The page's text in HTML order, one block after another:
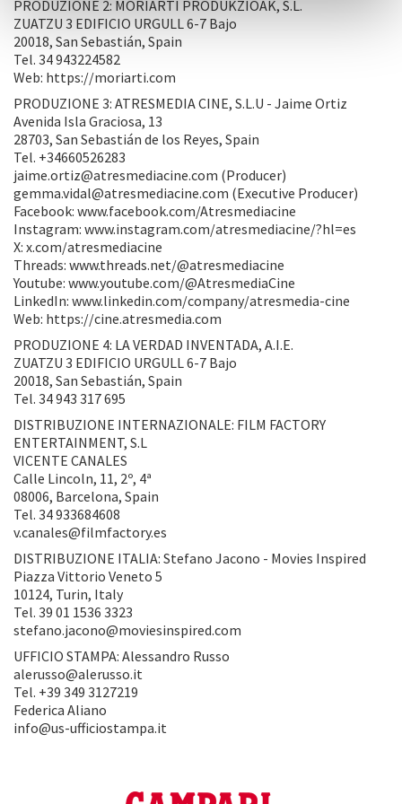
PRODUZIONE 2: MORIARTI PRODUKZIOAK, S.L.
ZUATZU 3 EDIFICIO URGULL 6-7 Bajo
20018, San Sebastián, Spain
Tel. 34 943224582
Web: https://moriarti.com
PRODUZIONE 3: ATRESMEDIA CINE, S.L.U - Jaime Ortiz
Avenida Isla Graciosa, 13
28703, San Sebastián de los Reyes, Spain
Tel. +34660526283
jaime.ortiz@atresmediacine.com (Producer)
gemma.vidal@atresmediacine.com (Executive Producer)
Facebook: www.facebook.com/Atresmediacine
Instagram: www.instagram.com/atresmediacine/?hl=es
X: x.com/atresmediacine
Threads: www.threads.net/@atresmediacine
Youtube: www.youtube.com/@AtresmediaCine
LinkedIn: www.linkedin.com/company/atresmedia-cine
Web: https://cine.atresmedia.com
PRODUZIONE 4: LA VERDAD INVENTADA, A.I.E.
ZUATZU 3 EDIFICIO URGULL 6-7 Bajo
20018, San Sebastián, Spain
Tel. 34 943 317 695
DISTRIBUZIONE INTERNAZIONALE: FILM FACTORY
ENTERTAINMENT, S.L
VICENTE CANALES
Calle Lincoln, 11, 2º, 4ª
08006, Barcelona, Spain
Tel. 34 933684608
v.canales@filmfactory.es
DISTRIBUZIONE ITALIA: Stefano Jacono - Movies Inspired
Piazza Vittorio Veneto 5
10124, Turin, Italy
Tel. 39 01 1536 3323
stefano.jacono@moviesinspired.com
UFFICIO STAMPA: Alessandro Russo
alerusso@alerusso.it
Tel. +39 349 3127219
Federica Aliano
info@us-ufficiostampa.it